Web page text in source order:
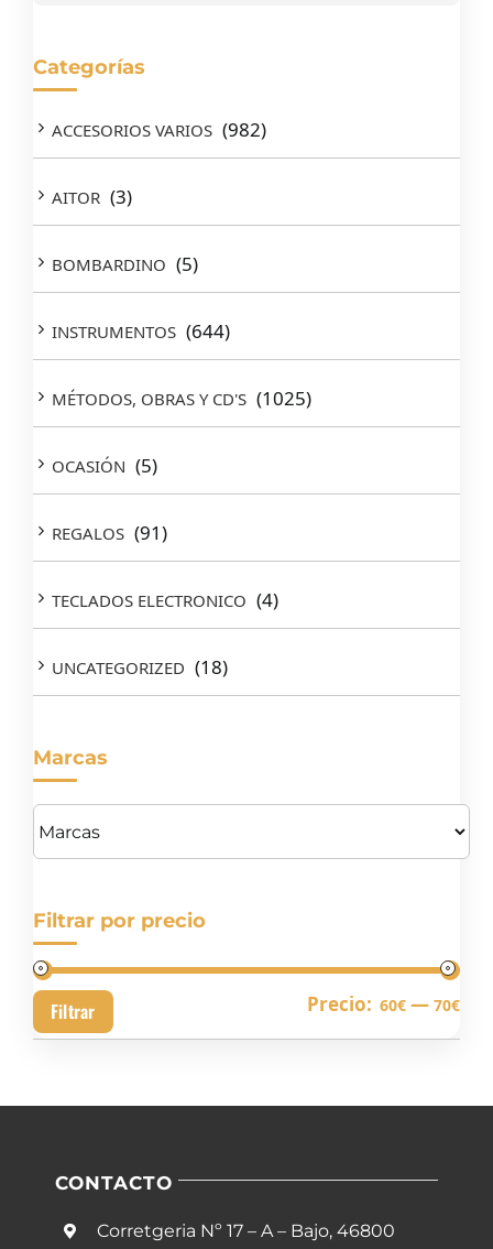
Categorías
ACCESORIOS VARIOS (982)
AITOR (3)
BOMBARDINO (5)
INSTRUMENTOS (644)
MÉTODOS, OBRAS Y CD'S (1025)
OCASIÓN (5)
REGALOS (91)
TECLADOS ELECTRONICO (4)
UNCATEGORIZED (18)
Marcas
Filtrar por precio
Filtrar Precio: 60€ — 70€
CONTACTO
Corretgeria Nº 17 – A – Bajo, 46800